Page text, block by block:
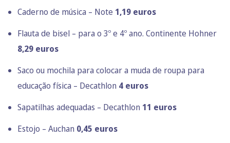
Caderno de música – Note 1,19 euros
Flauta de bisel – para o 3º e 4º ano. Continente Hohner
8,29 euros
Saco ou mochila para colocar a muda de roupa para
educação física – Decathlon 4 euros
Sapatilhas adequadas – Decathlon 11 euros
Estojo – Auchan 0,45 euros